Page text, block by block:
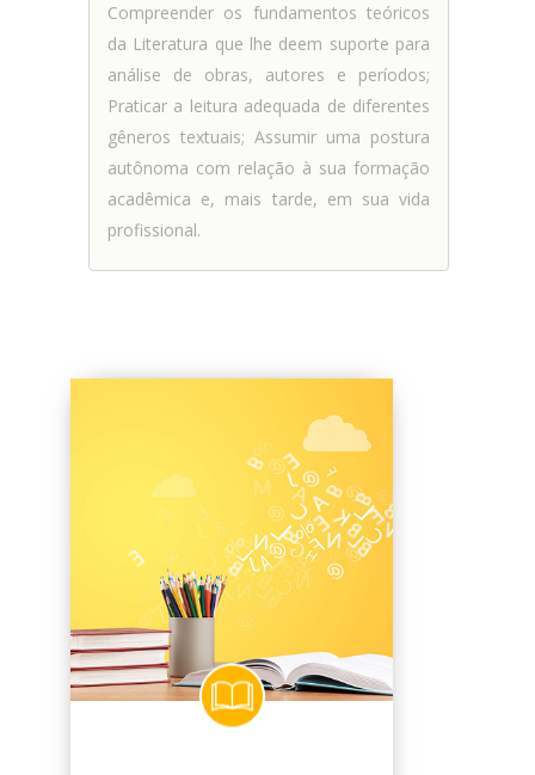
Compreender os fundamentos teóricos
da Literatura que lhe deem suporte para
análise de obras, autores e períodos;
Praticar a leitura adequada de diferentes
gêneros textuais; Assumir uma postura
autônoma com relação à sua formação
acadêmica e, mais tarde, em sua vida
profissional.